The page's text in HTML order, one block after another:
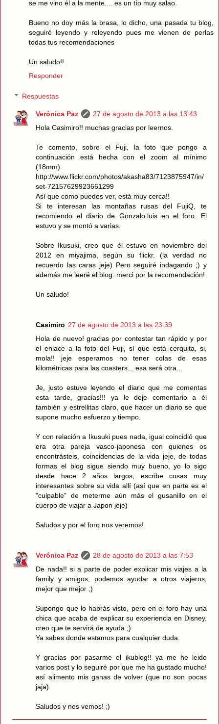
se me vino él a la mente.... es un tío muy salao.
Bueno no doy más la brasa, lo dicho, una pasada tu blog,
seguiré leyendo y releyendo pues me vienen de perlas
todas tus recomendaciones
Un saludo!!
Responder
Respuestas
Verónica Paz
27 de agosto de 2013 a las 13:43
Hola Casimiro!! muchas gracias por leernos.
Te comento, sobre el Fuji, la foto que pongo a
continuación está hecha con el zoom al mínimo
(18mm)
http://www.flickr.com/photos/akasha83/7123875947/in/
set-72157629923661299
Así que como puedes ver, está muy cerca!!
Si te interesan las montañas rusas del FujiQ, te
recomiendo el diario de Gonzalo.luis en el foro. El
estuvo y se montó a varias.
Sobre Ikusuki, creo que él estuvo en noviembre del
2012 en miyajima, según su flickr. (la verdad no
recuerdo las caras jeje) Pero seguiré indagando ;) y
además me leeré el blog. merci por la recomendación!
Un saludo!
Casimiro 27 de agosto de 2013 a las 23:39
Hola de nuevo! gracias por contestar tan rápido y por
el enlace a la foto del Fuji, sí que está cerquita, si,
mola!! jeje esperamos no tener colas de esas
kilométricas para las coasters... esa será otra...
Je, justo estuve leyendo el diario que me comentas
esta tarde, gracias!!! ya le deje comentario a él
también y estrellitas claro, que hacer un diario se que
supone mucho esfuerzo y tiempo.
Y con relación a Ikusuki pues nada, igual coincidió que
era otra pareja vasco-japonesa con quienes os
encontrásteis, coincidencias de la vida jeje, de todas
formas el blog sigue siendo muy bueno, yo lo sigo
desde hace 2 años largos, escribe cosas muy
interesantes sobre su vida allí (así que en parte es el
"culpable" de meterme aún más el gusanillo en el
cuerpo de viajar a Japon jeje)
Saludos y por el foro nos veremos!
Verónica Paz
28 de agosto de 2013 a las 7:53
De nada!! si a parte de poder explicar mis viajes a la
family y amigos, podemos ayudar a otros viajeros,
mejor que mejor ;)
Supongo que lo habrás visto, pero en el foro hay una
chica que acaba de explicar su experiencia en Disney,
creo que te servirá de ayuda ;)
Ya sabes donde estamos para cualquier duda.
Y gracias por pasarme el ikublog!! ya me he leido
varios post y lo seguiré por que me ha gustado mucho!
así alimento mis ganas de volver (que no son pocas
jaja)
Saludos y nos vemos! ;)